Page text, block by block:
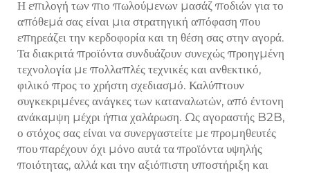
Η επιλογή των πιο πωλούμενων μασάζ ποδιών για το
απόθεμά σας είναι μια στρατηγική απόφαση που
επηρεάζει την κερδοφορία και τη θέση σας στην αγορά.
Τα διακριτά προϊόντα συνδυάζουν συνεχώς προηγμένη
τεχνολογία με πολλαπλές τεχνικές και ανθεκτικό,
φιλικό προς το χρήστη σχεδιασμό. Καλύπτουν
συγκεκριμένες ανάγκες των καταναλωτών, από έντονη
ανάκαμψη μέχρι ήπια χαλάρωση. Ως αγοραστής B2B,
ο στόχος σας είναι να συνεργαστείτε με προμηθευτές
που παρέχουν όχι μόνο αυτά τα προϊόντα υψηλής
ποιότητας, αλλά και την αξιόπιστη υποστήριξη και